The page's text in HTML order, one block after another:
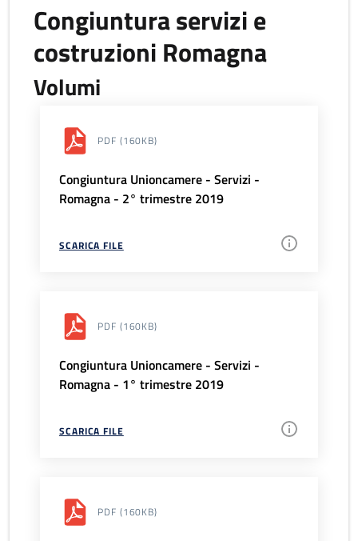
Congiuntura servizi e
costruzioni Romagna
Volumi
PDF (160KB)
Congiuntura Unioncamere - Servizi -
Romagna - 2° trimestre 2019
SCARICA FILE
PDF (160KB)
Congiuntura Unioncamere - Servizi -
Romagna - 1° trimestre 2019
SCARICA FILE
PDF (160KB)